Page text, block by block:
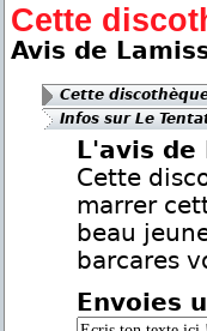
Cette
Avis de
Cette
Infos sur Le
L'avis de
Cette
marrer
beau
barcares
Envoies